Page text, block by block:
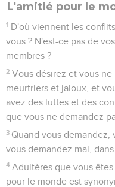
L'amitié pour le
1 D'où viennent les
vous ? N'est-ce pas de
membres ?
2 Vous désirez et vous ne
meurtriers et jaloux, et
avez des luttes et des
que vous ne demandez
3 Quand vous demandez,
vous demandez mal,
4 Adultères que vous êtes
pour le monde est